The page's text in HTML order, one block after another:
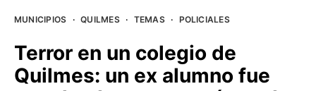
BUENOS AIRES
MUNICIPIOS · QUILMES · TEMAS · POLICIALES
Terror en un colegio de
Quilmes: un ex alumno fue